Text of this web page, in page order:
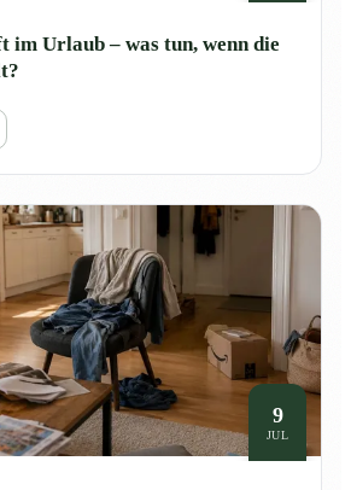
im Urlaub – was tun, wenn die
9
JUL